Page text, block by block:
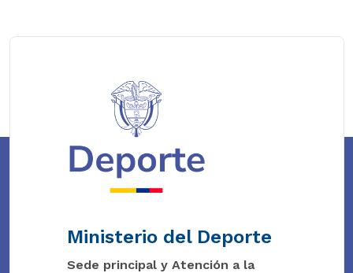
Ministerio del Deporte
Sede principal y Atención a la